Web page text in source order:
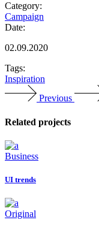
Category:
Campaign
Date:
02.09.2020
Tags:
Inspiration
Previous
Related projects
Business
UI trends
Original